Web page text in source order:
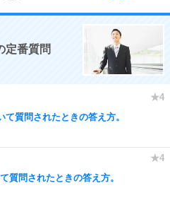
定番質問
て質問されたときの答え方。
質問されたときの答え方。